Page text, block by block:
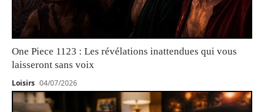
One Piece 1123 : Les révélations inattendues qui vous
laisseront sans voix
Loisirs 04/07/2026